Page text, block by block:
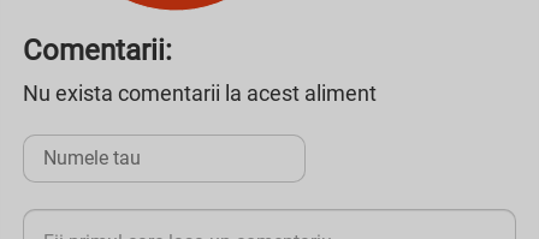
Comentarii:
Nu exista comentarii la acest aliment